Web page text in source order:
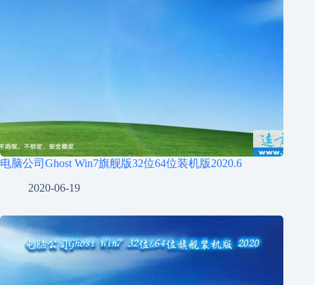
电脑公司Ghost Win7旗舰版32位64位装机版2020.6
2020-06-19